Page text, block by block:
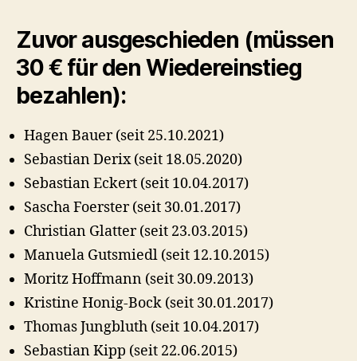
Zuvor ausgeschieden (müssen
30 € für den Wiedereinstieg
bezahlen):
Hagen Bauer (seit 25.10.2021)
Sebastian Derix (seit 18.05.2020)
Sebastian Eckert (seit 10.04.2017)
Sascha Foerster (seit 30.01.2017)
Christian Glatter (seit 23.03.2015)
Manuela Gutsmiedl (seit 12.10.2015)
Moritz Hoffmann (seit 30.09.2013)
Kristine Honig-Bock (seit 30.01.2017)
Thomas Jungbluth (seit 10.04.2017)
Sebastian Kipp (seit 22.06.2015)